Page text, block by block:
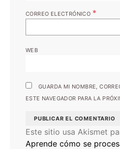
CORREO ELECTRÓNICO *
WEB
GUARDA MI NOMBRE,
ESTE NAVEGADOR PARA LA
Este sitio usa Akismet
Aprende cómo se